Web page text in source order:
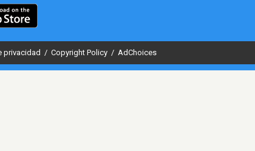
privacidad / Copyright Policy / AdChoices